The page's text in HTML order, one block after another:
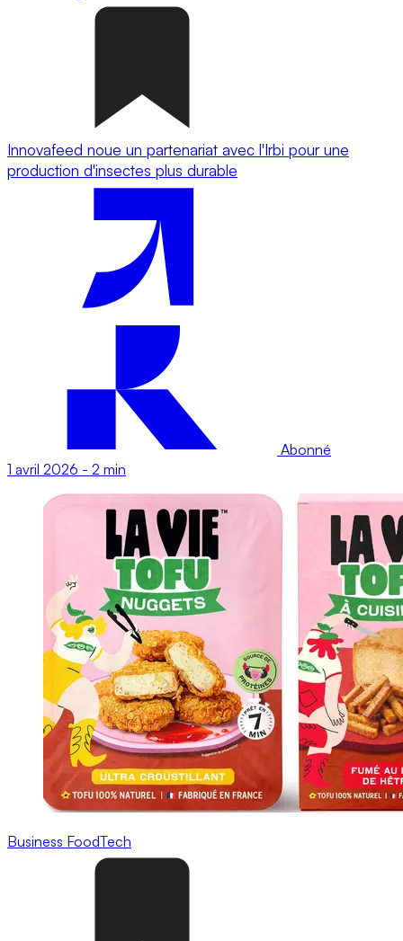
Innovafeed noue un partenariat avec l'Irbi pour une
production d'insectes plus durable
Abonné
1 avril 2026 - 2 min
Business FoodTech